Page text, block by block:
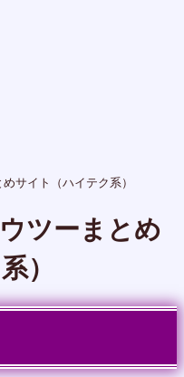
サイト（ハイテク系）
ツーまとめ
）